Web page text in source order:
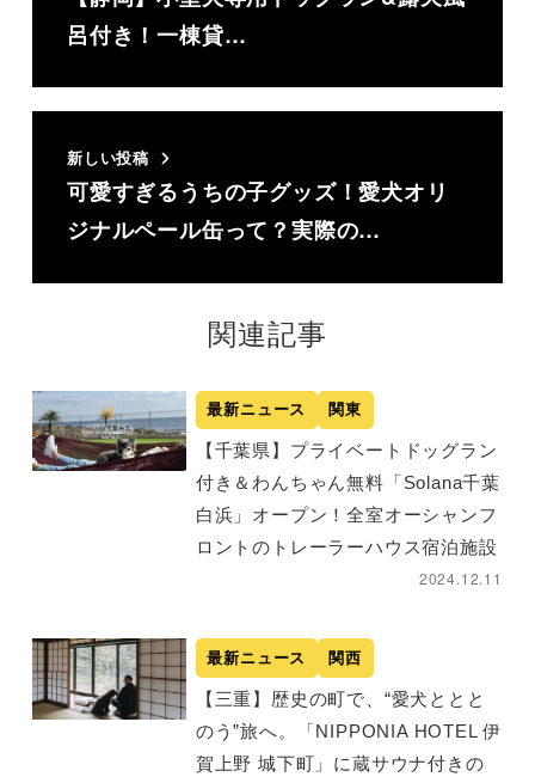
呂付き！一棟貸…
新しい投稿
可愛すぎるうちの子グッズ！愛犬オリ
ジナルペール缶って？実際の…
関連記事
最新ニュース 関東
【千葉県】プライベートドッグラン
付き＆わんちゃん無料「Solana千葉
白浜」オープン！全室オーシャンフ
ロントのトレーラーハウス宿泊施設
2024.12.11
最新ニュース 関西
【三重】歴史の町で、“愛犬ととと
のう”旅へ。「NIPPONIA HOTEL 伊
賀上野 城下町」に蔵サウナ付きの